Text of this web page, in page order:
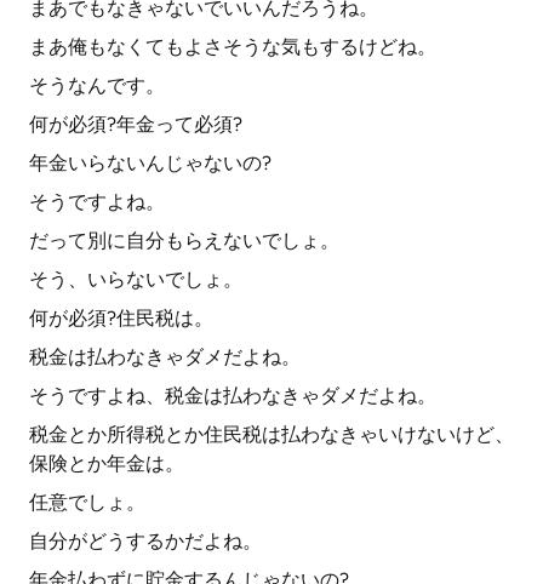
まあでもなきゃないでいいんだろうね。
まあ俺もなくてもよさそうな気もするけどね。
そうなんです。
何が必須?年金って必須?
年金いらないんじゃないの?
そうですよね。
だって別に自分もらえないでしょ。
そう、いらないでしょ。
何が必須?住民税は。
税金は払わなきゃダメだよね。
そうですよね、税金は払わなきゃダメだよね。
税金とか所得税とか住民税は払わなきゃいけないけど、
保険とか年金は。
任意でしょ。
自分がどうするかだよね。